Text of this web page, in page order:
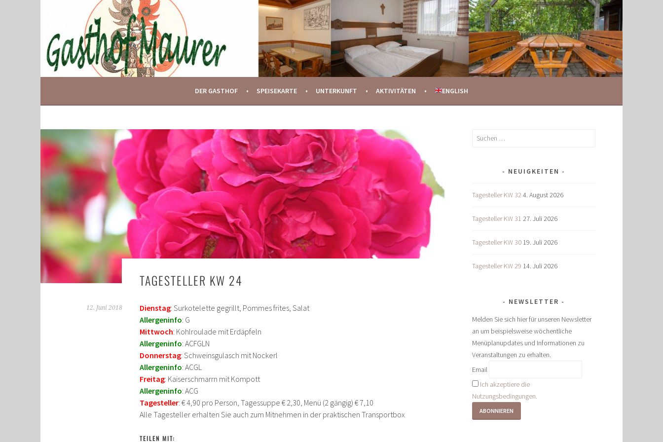
GASTHOF MAURER
IHR GASTHOF IN GLOGGNITZ
DER GASTHOF SPEISEKARTE UNTERKUNFT AKTIVITÄTEN ENGLISH
TAGESTELLER KW 24
12. Juni 2018 Dienstag: Surkotelette gegrillt, Pommes frites, Salat
Allergeninfo: G
Mittwoch: Kohlroulade mit Erdäpfeln
Allergeninfo: ACFGLN
Donnerstag: Schweinsgulasch mit Nockerl
Allergeninfo: ACGL
Freitag: Kaiserschmarrn mit Kompott
Allergeninfo: ACG
Tagesteller: € 4,90 pro Person, Tagessuppe € 2,30, Menü (2 gängig) € 7,10
Alle Tagesteller erhalten Sie auch zum Mitnehmen in der praktischen Transportbox
TEILEN MIT:
Suchen
NEUIGKEITEN
Tagesteller KW 324. August 2026
Tagesteller KW 31 27. Juli 2026
Tagesteller KW 30 19. Juli 2026
Tagesteller KW 29 14. Juli 2026
NEWSLETTER
Melden Sie sich hier für unseren Newsletter
an um beispielsweise wöchentliche
Menüplanupdates und Informationen zu
Veranstaltungen zu erhalten.
Email
Ich akzeptiere die
Nutzungsbedingungen.